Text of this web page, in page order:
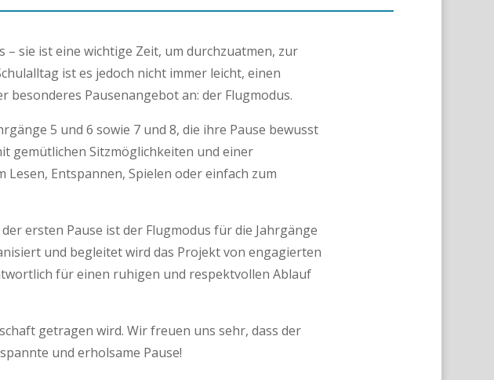
sie ist eine wichtige Zeit, um durchzuatmen, zur
ist es jedoch nicht immer leicht, einen
Pausenangebot an: der Flugmodus.
5 und 6 sowie 7 und 8, die ihre Pause bewusst
gemütlichen Sitzmöglichkeiten und einer
Entspannen, Spielen oder einfach zum
ersten Pause ist der Flugmodus für die Jahrgänge
und begleitet wird das Projekt von engagierten
für einen ruhigen und respektvollen Ablauf
getragen wird. Wir freuen uns sehr, dass der
und erholsame Pause!